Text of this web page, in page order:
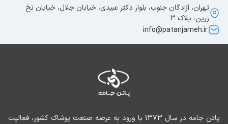
تهران، آزادگان جنوب، بلوار دکتر عبیدی، خیابان جلال، خیابان نخ
زرین، پلاک 3
info@patanjameh.ir